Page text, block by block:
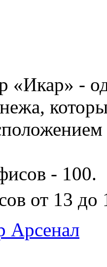
«Икар» -
- 100.
от 13 до
Арсенал